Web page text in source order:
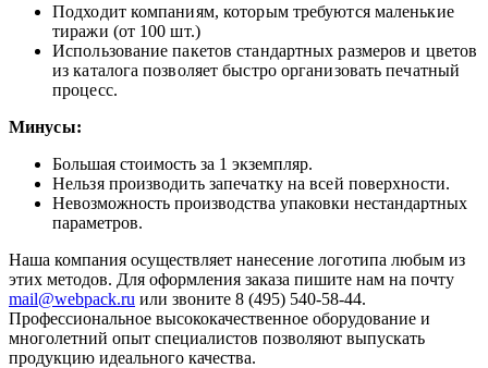
Подходит компаниям, которым требуются маленькие
тиражи (от 100 шт.)
Использование пакетов стандартных размеров и цветов
из каталога позволяет быстро организовать печатный
процесс.
Минусы:
Большая стоимость за 1 экземпляр.
Нельзя производить запечатку на всей поверхности.
Невозможность производства упаковки нестандартных
параметров.
Наша компания осуществляет нанесение логотипа любым из
этих методов. Для оформления заказа пишите нам на почту
mail@webpack.ru или звоните 8 (495) 540-58-44.
Профессиональное высококачественное оборудование и
многолетний опыт специалистов позволяют выпускать
продукцию идеального качества.